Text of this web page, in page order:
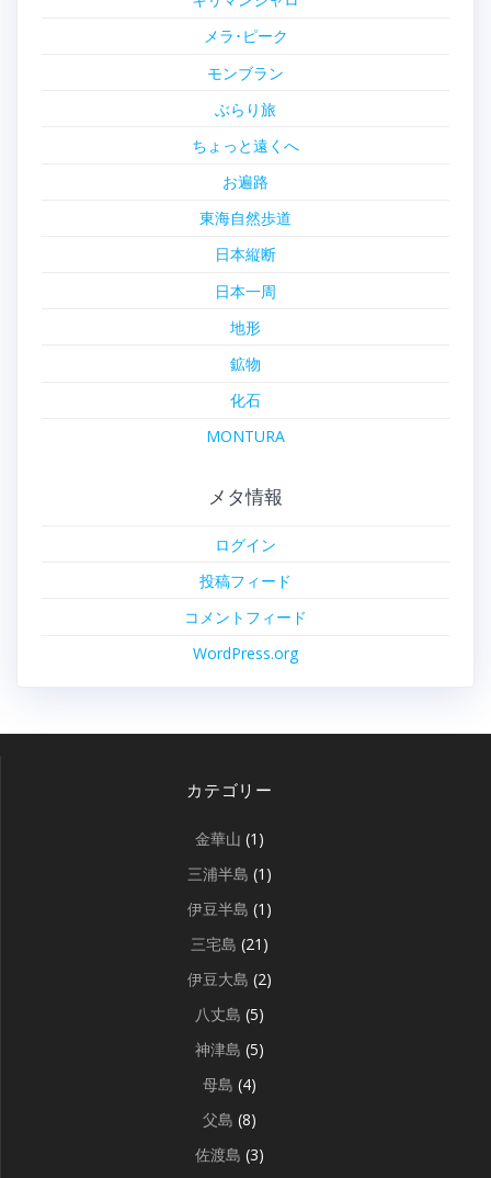
メラ･ピーク
モンブラン
ぶらり旅
ちょっと遠くへ
お遍路
東海自然歩道
日本縦断
日本一周
地形
鉱物
化石
MONTURA
メタ情報
ログイン
投稿フィード
コメントフィード
WordPress.org
カテゴリー
金華山 (1)
三浦半島 (1)
伊豆半島 (1)
三宅島 (21)
伊豆大島 (2)
八丈島 (5)
神津島 (5)
母島 (4)
父島 (8)
佐渡島 (3)